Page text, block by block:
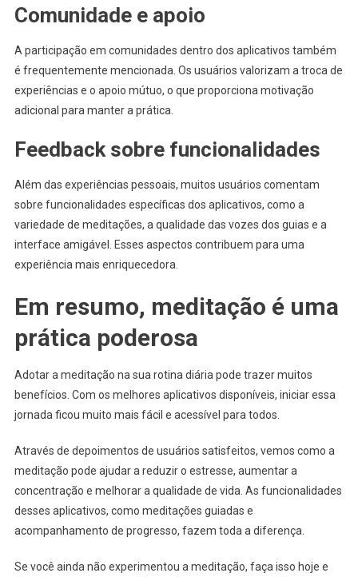
Comunidade e apoio
A participação em comunidades dentro dos aplicativos também
é frequentemente mencionada. Os usuários valorizam a troca de
experiências e o apoio mútuo, o que proporciona motivação
adicional para manter a prática.
Feedback sobre funcionalidades
Além das experiências pessoais, muitos usuários comentam
sobre funcionalidades específicas dos aplicativos, como a
variedade de meditações, a qualidade das vozes dos guias e a
interface amigável. Esses aspectos contribuem para uma
experiência mais enriquecedora.
Em resumo, meditação é uma
prática poderosa
Adotar a meditação na sua rotina diária pode trazer muitos
benefícios. Com os melhores aplicativos disponíveis, iniciar essa
jornada ficou muito mais fácil e acessível para todos.
Através de depoimentos de usuários satisfeitos, vemos como a
meditação pode ajudar a reduzir o estresse, aumentar a
concentração e melhorar a qualidade de vida. As funcionalidades
desses aplicativos, como meditações guiadas e
acompanhamento de progresso, fazem toda a diferença.
Se você ainda não experimentou a meditação, faça isso hoje e